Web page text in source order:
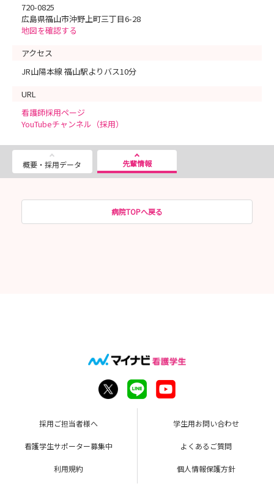
720-0825
広島県福山市沖野上町三丁目6-28
地図を確認する
アクセス
JR山陽本線 福山駅よりバス10分
URL
看護師採用ページ
YouTubeチャンネル（採用）
概要・採用データ 先輩情報
病院TOPへ戻る
採用ご担当者様へ 学生用お問い合わせ
看護学生サポーター募集中 よくあるご質問
利用規約 個人情報保護方針